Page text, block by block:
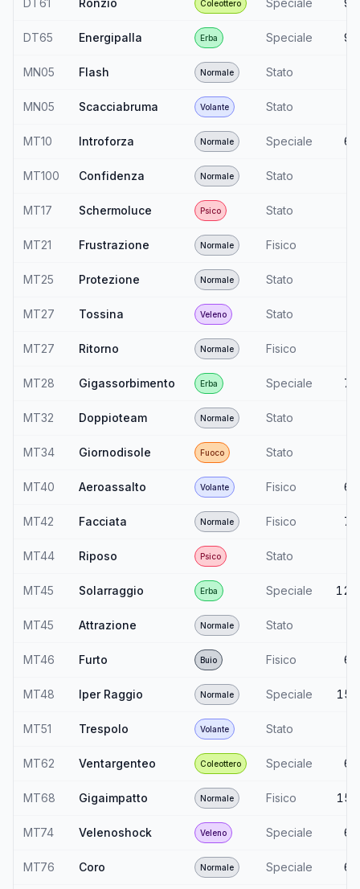
DT61 Ronzio Coleottero Speciale 90
DT65 Energipalla Erba Speciale 90
MN05 Flash Normale Stato
MN05 Scacciabruma Volante Stato
MT10 Introforza Normale Speciale 60
MT100 Confidenza Normale Stato
MT17 Schermoluce Psico Stato
MT21 Frustrazione Normale Fisico
MT25 Protezione Normale Stato
MT27 Tossina Veleno Stato
MT27 Ritorno Normale Fisico
MT28 Gigassorbimento Erba Speciale 75
MT32 Doppioteam Normale Stato
MT34 Giornodisole Fuoco Stato
MT40 Aeroassalto Volante Fisico 60
MT42 Facciata Normale Fisico 70
MT44 Riposo Psico Stato
MT45 Solarraggio Erba Speciale 120
MT45 Attrazione Normale Stato
MT46 Furto Buio Fisico 60
MT48 Iper Raggio Normale Speciale 150
MT51 Trespolo Volante Stato
MT62 Ventargenteo Coleottero Speciale 60
MT68 Gigaimpatto Normale Fisico 150
MT74 Velenoshock Veleno Speciale 65
MT76 Coro Normale Speciale 60